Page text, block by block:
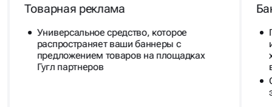
Товарная реклама
Универсальное средство, которое
распространяет ваши баннеры с
предложением товаров на площадках
Гугл партнеров